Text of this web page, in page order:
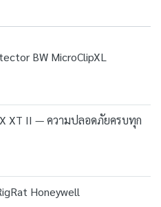
BW MicroClipXL
XT II — ความปลอดภัยครบทุก
Honeywell